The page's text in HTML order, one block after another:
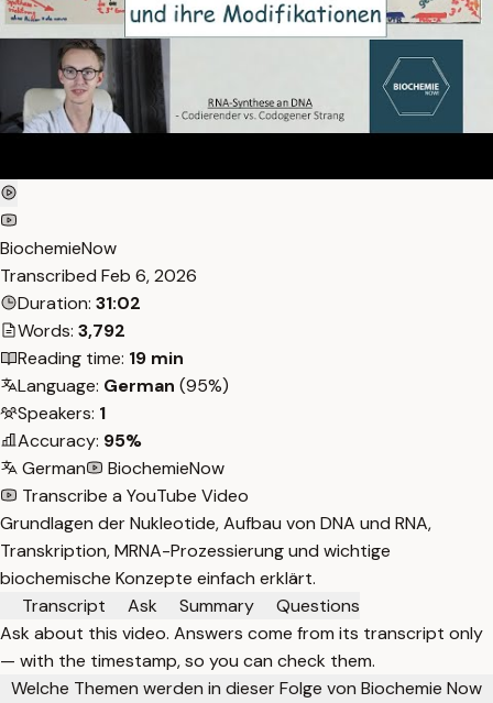
BiochemieNow
Transcribed Feb 6, 2026
Duration: 31:02
Words: 3,792
Reading time: 19 min
Language: German (95%)
Speakers: 1
Accuracy: 95%
German
BiochemieNow
Transcribe a YouTube Video
Grundlagen der Nukleotide, Aufbau von DNA und RNA,
Transkription, MRNA-Prozessierung und wichtige
biochemische Konzepte einfach erklärt.
Transcript
Ask Summary
Questions
Ask about this video. Answers come from its transcript only
— with the timestamp, so you can check them.
Welche Themen werden in dieser Folge von Biochemie Now